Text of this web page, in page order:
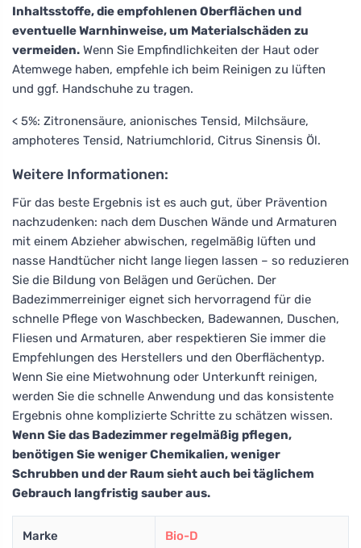
Inhaltsstoffe, die empfohlenen Oberflächen und
eventuelle Warnhinweise, um Materialschäden zu
vermeiden. Wenn Sie Empfindlichkeiten der Haut oder
Atemwege haben, empfehle ich beim Reinigen zu lüften
und ggf. Handschuhe zu tragen.
< 5%: Zitronensäure, anionisches Tensid, Milchsäure,
amphoteres Tensid, Natriumchlorid, Citrus Sinensis Öl.
Weitere Informationen:
Für das beste Ergebnis ist es auch gut, über Prävention
nachzudenken: nach dem Duschen Wände und Armaturen
mit einem Abzieher abwischen, regelmäßig lüften und
nasse Handtücher nicht lange liegen lassen – so reduzieren
Sie die Bildung von Belägen und Gerüchen. Der
Badezimmerreiniger eignet sich hervorragend für die
schnelle Pflege von Waschbecken, Badewannen, Duschen,
Fliesen und Armaturen, aber respektieren Sie immer die
Empfehlungen des Herstellers und den Oberflächentyp.
Wenn Sie eine Mietwohnung oder Unterkunft reinigen,
werden Sie die schnelle Anwendung und das konsistente
Ergebnis ohne komplizierte Schritte zu schätzen wissen.
Wenn Sie das Badezimmer regelmäßig pflegen,
benötigen Sie weniger Chemikalien, weniger
Schrubben und der Raum sieht auch bei täglichem
Gebrauch langfristig sauber aus.
Marke Bio-D